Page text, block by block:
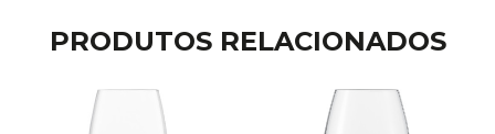
PRODUTOS RELACIONADOS